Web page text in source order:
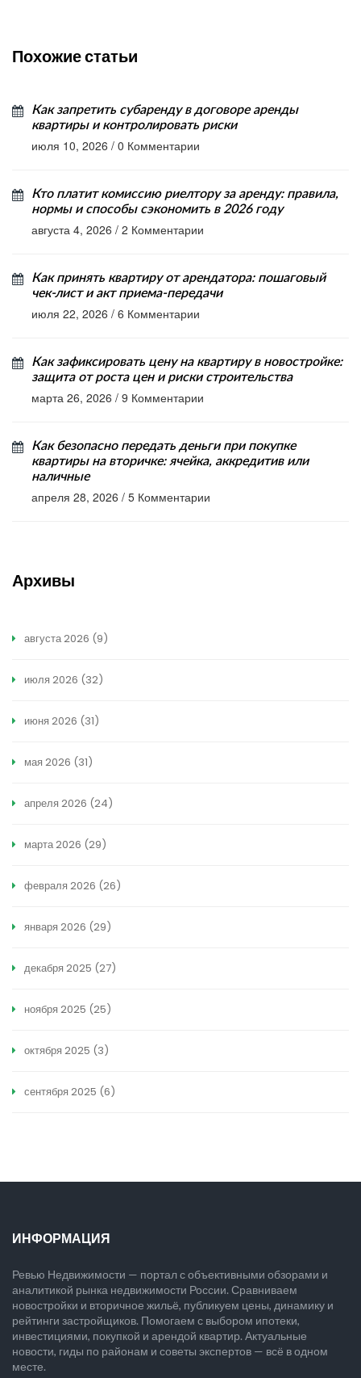
Похожие статьи
Как запретить субаренду в договоре аренды
квартиры и контролировать риски
июля 10, 2026 / 0 Комментарии
Кто платит комиссию риелтору за аренду: правила,
нормы и способы сэкономить в 2026 году
августа 4, 2026 / 2 Комментарии
Как принять квартиру от арендатора: пошаговый
чек-лист и акт приема-передачи
июля 22, 2026 / 6 Комментарии
Как зафиксировать цену на квартиру в новостройке:
защита от роста цен и риски строительства
марта 26, 2026 / 9 Комментарии
Как безопасно передать деньги при покупке
квартиры на вторичке: ячейка, аккредитив или
наличные
апреля 28, 2026 / 5 Комментарии
Архивы
августа 2026 (9)
июля 2026 (32)
июня 2026 (31)
мая 2026 (31)
апреля 2026 (24)
марта 2026 (29)
февраля 2026 (26)
января 2026 (29)
декабря 2025 (27)
ноября 2025 (25)
октября 2025 (3)
сентября 2025 (6)
ИНФОРМАЦИЯ
Ревью Недвижимости — портал с объективными обзорами и
аналитикой рынка недвижимости России. Сравниваем
новостройки и вторичное жильё, публикуем цены, динамику и
рейтинги застройщиков. Помогаем с выбором ипотеки,
инвестициями, покупкой и арендой квартир. Актуальные
новости, гиды по районам и советы экспертов — всё в одном
месте.